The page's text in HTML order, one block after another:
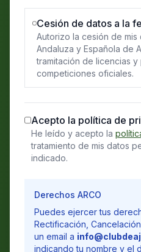
Cesión de datos a la
Autorizo la cesión de mis
Andaluza y Española de
tramitación de licencias
competiciones oficiales.
Acepto la política de
He leído y acepto la
tratamiento de mis datos
indicado.
Derechos ARCO
Puedes ejercer tus
Rectificación,
un email a
indicando tu nombre y el